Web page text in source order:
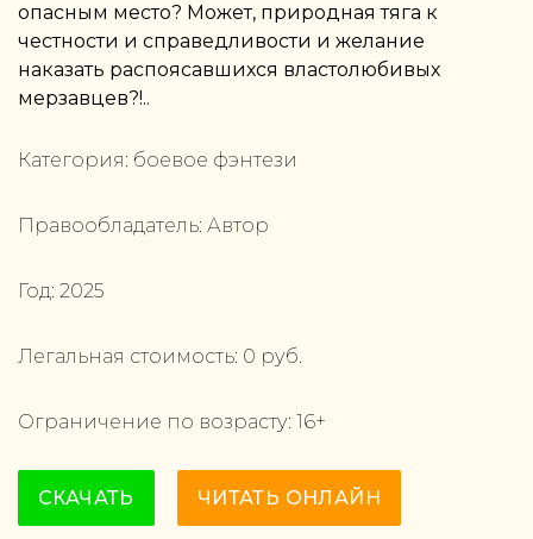
опасным место? Может, природная тяга к
честности и справедливости и желание
наказать распоясавшихся властолюбивых
мерзавцев?!..
Категория: боевое фэнтези
Правообладатель: Автор
Год: 2025
Легальная стоимость: 0 руб.
Ограничение по возрасту: 16+
СКАЧАТЬ ЧИТАТЬ ОНЛАЙН